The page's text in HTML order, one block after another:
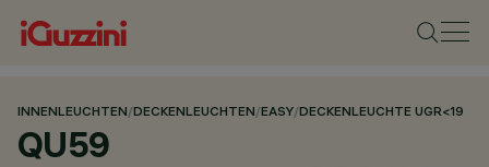
INNENLEUCHTEN/DECKENLEUCHTEN/EASY/DECKENLEUCHTE UGR<19
QU59